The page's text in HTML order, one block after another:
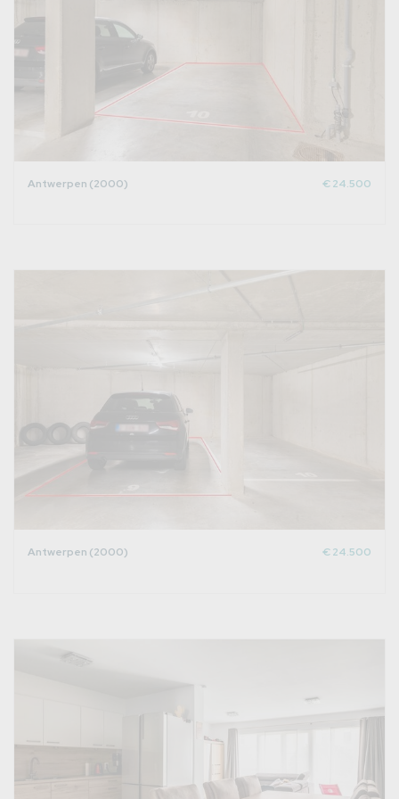
Antwerpen (2000) € 24.500
Antwerpen (2000) € 24.500